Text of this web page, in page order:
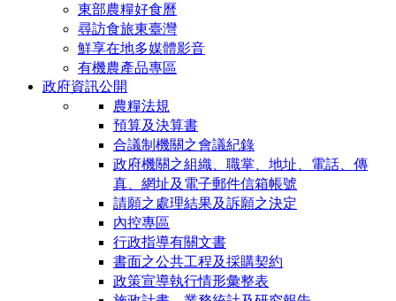
東部農糧好食曆
尋訪食旅東臺灣
鮮享在地多媒體影音
有機農產品專區
政府資訊公開
農糧法規
預算及決算書
合議制機關之會議紀錄
政府機關之組織、職掌、地址、電話、傳
真、網址及電子郵件信箱帳號
請願之處理結果及訴願之決定
內控專區
行政指導有關文書
書面之公共工程及採購契約
政策宣導執行情形彙整表